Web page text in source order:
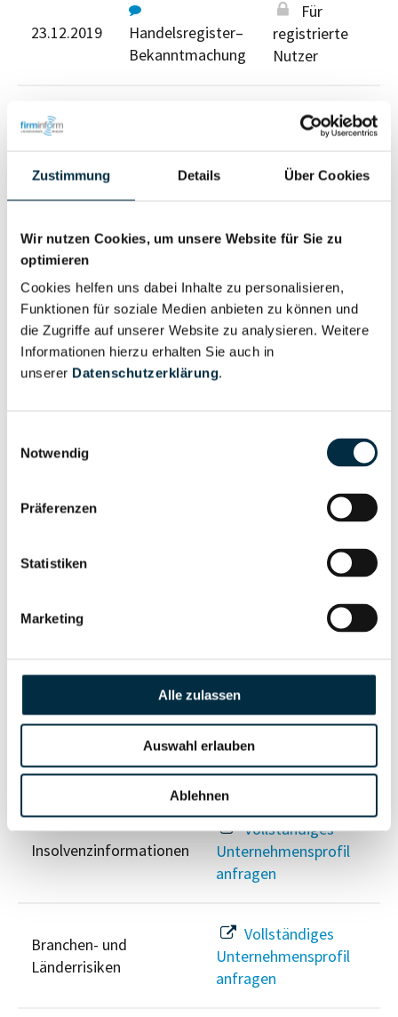
Zustimmung Details Über Cookies
Wir nutzen Cookies, um unsere Website für Sie zu
optimieren
Cookies helfen uns dabei Inhalte zu personalisieren,
Funktionen für soziale Medien anbieten zu können und
die Zugriffe auf unserer Website zu analysieren. Weitere
Informationen hierzu erhalten Sie auch in
unserer Datenschutzerklärung.
Notwendig
Präferenzen
Statistiken
Marketing
Alle zulassen
Auswahl erlauben
Ablehnen
23.12.2019
Handelsregister–
Bekanntmachung
Für
registrierte
Nutzer
Eigentums- und Kontrollstruktur
Gesellschafterstruktur
Vollständiges
Unternehmensprofil
Unternehmensnetzwerk
Unternehmensprofil
Berechtigten Pfad
Unternehmensprofil
Sanktionslistenstatus
Vollständiges
Unternehmensprofil
anfragen
Insolvenzinformationen
Vollständiges
Unternehmensprofil
anfragen
Branchen- und
Länderrisiken
Vollständiges
Unternehmensprofil
anfragen